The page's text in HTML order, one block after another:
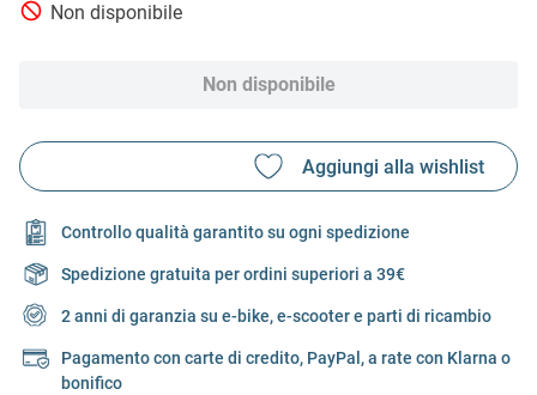
Non disponibile
Non disponibile
Controllo qualità garantito su ogni spedizione
Spedizione gratuita per ordini superiori a 39€
2 anni di garanzia su e-bike, e-scooter e parti di ricambio
Pagamento con carte di credito, PayPal, a rate con Klarna o
bonifico